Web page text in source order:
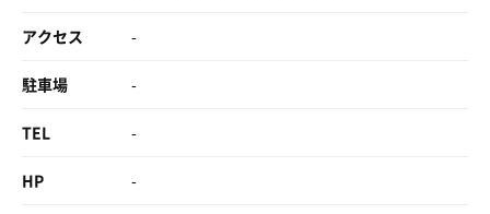
アクセス -
駐車場 -
TEL -
HP -